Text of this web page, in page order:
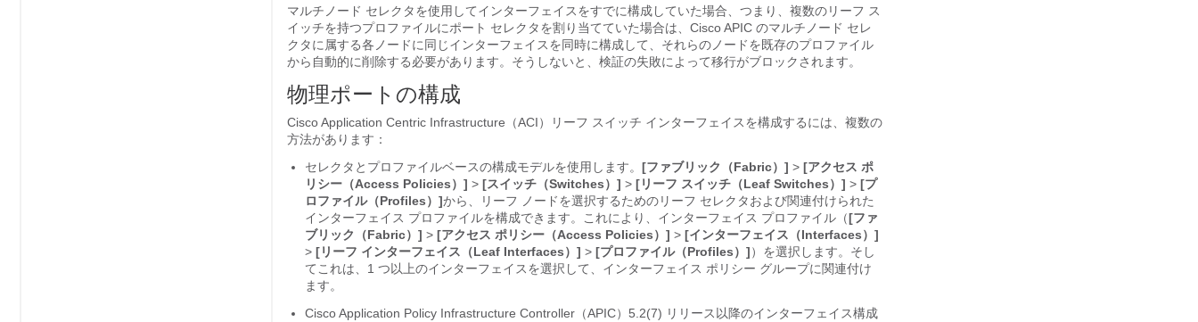
マルチノード セレクタを使用してインターフェイスをすでに構成していた場合、つまり、複数のリーフ ス
イッチを持つプロファイルにポート セレクタを割り当てていた場合は、 Cisco APIC のマルチノード セレ
クタに属する各ノードに同じインターフェイスを同時に構成して、それらのノードを既存のプロファイル
から自動的に削除する必要があります。そうしないと、検証の失敗によって移行がブロックされます。
物理ポートの構成
Cisco Application Centric Infrastructure （ACI）リーフ スイッチ インターフェイスを構成するには、複数の
方法があります：
セレクタとプロファイルベースの構成モデルを使用します。 [ファブリック（Fabric）] > [アクセス ポ
リシー（Access Policies）] > [スイッチ（Switches）] > [リーフ スイッチ（Leaf Switches）] > [プ
ロファイル（Profiles）]から、リーフ ノードを選択するためのリーフ セレクタおよび関連付けられた
インターフェイス プロファイルを構成できます。これにより、インターフェイス プロファイル（[ファ
ブリック（Fabric）] > [アクセス ポリシー（Access Policies）] > [インターフェイス（Interfaces）]
> [リーフ インターフェイス（Leaf Interfaces）] > [プロファイル（Profiles）]）を選択します。そし
てこれは、1 つ以上のインターフェイスを選択して、インターフェイス ポリシー グループに関連付け
ます。
Cisco Application Policy Infrastructure Controller （APIC）5.2(7) リリース以降のインターフェイス構成